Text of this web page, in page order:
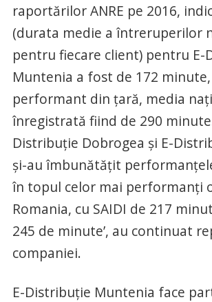
raportărilor ANRE pe 2016,
(durata medie a întreruperilor
pentru fiecare client) pentru E-
Muntenia a fost de 172
performant din ţară, media
înregistrată fiind de 290
Distribuţie Dobrogea şi E-
şi-au îmbunătăţit
în topul celor mai performanţi
Romania, cu SAIDI de 217
245 de minute’, au continuat
companiei.
E-Distribuţie Muntenia face